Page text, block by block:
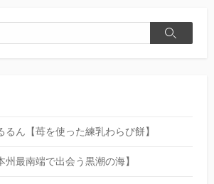
検
ん【苺を使った練乳わらび餅】
最南端で出会う黒潮の海】